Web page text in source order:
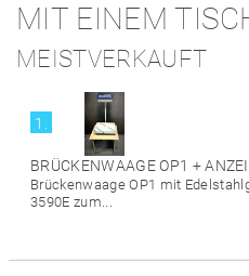
MIT EINEM
MEISTVERKAUFT
1.
BRÜCKENWAAGE OP1 +
Brückenwaage OP1 mit
3590E zum...